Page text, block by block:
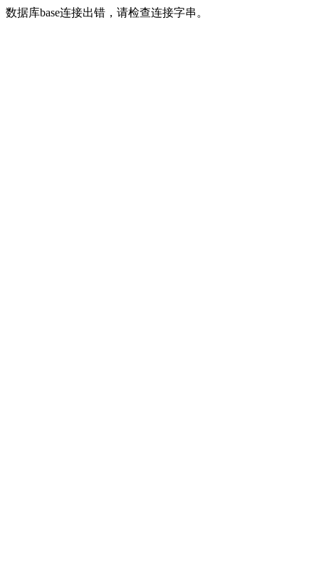
数据库base连接出错，请检查连接字串。